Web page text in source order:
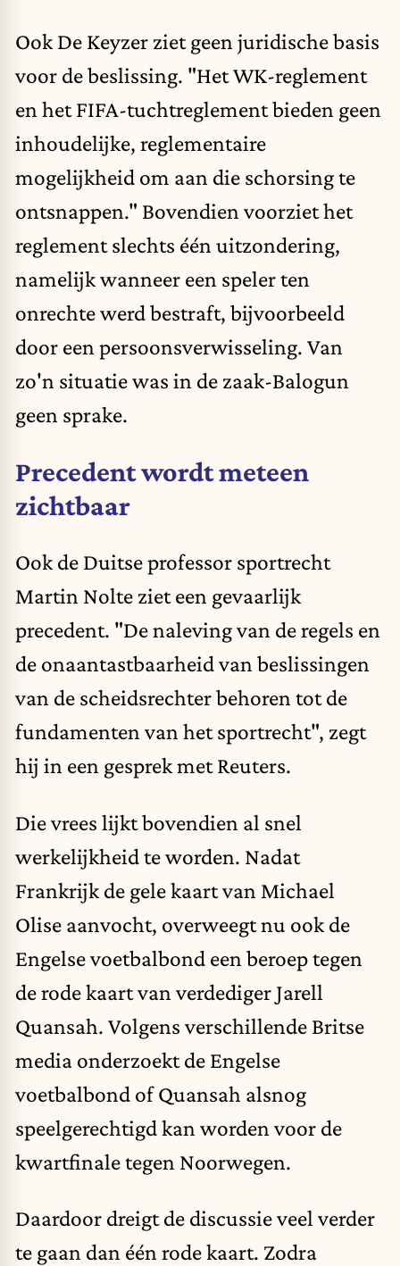
Ook De Keyzer ziet geen juridische basis
voor de beslissing. "Het WK-reglement
en het FIFA-tuchtreglement bieden geen
inhoudelijke, reglementaire
mogelijkheid om aan die schorsing te
ontsnappen." Bovendien voorziet het
reglement slechts één uitzondering,
namelijk wanneer een speler ten
onrechte werd bestraft, bijvoorbeeld
door een persoonsverwisseling. Van
zo'n situatie was in de zaak-Balogun
geen sprake.
Precedent wordt meteen
zichtbaar
Ook de Duitse professor sportrecht
Martin Nolte ziet een gevaarlijk
precedent. "De naleving van de regels en
de onaantastbaarheid van beslissingen
van de scheidsrechter behoren tot de
fundamenten van het sportrecht", zegt
hij in een gesprek met Reuters.
Die vrees lijkt bovendien al snel
werkelijkheid te worden. Nadat
Frankrijk de gele kaart van Michael
Olise aanvocht, overweegt nu ook de
Engelse voetbalbond een beroep tegen
de rode kaart van verdediger Jarell
Quansah. Volgens verschillende Britse
media onderzoekt de Engelse
voetbalbond of Quansah alsnog
speelgerechtigd kan worden voor de
kwartfinale tegen Noorwegen.
Daardoor dreigt de discussie veel verder
te gaan dan één rode kaart. Zodra